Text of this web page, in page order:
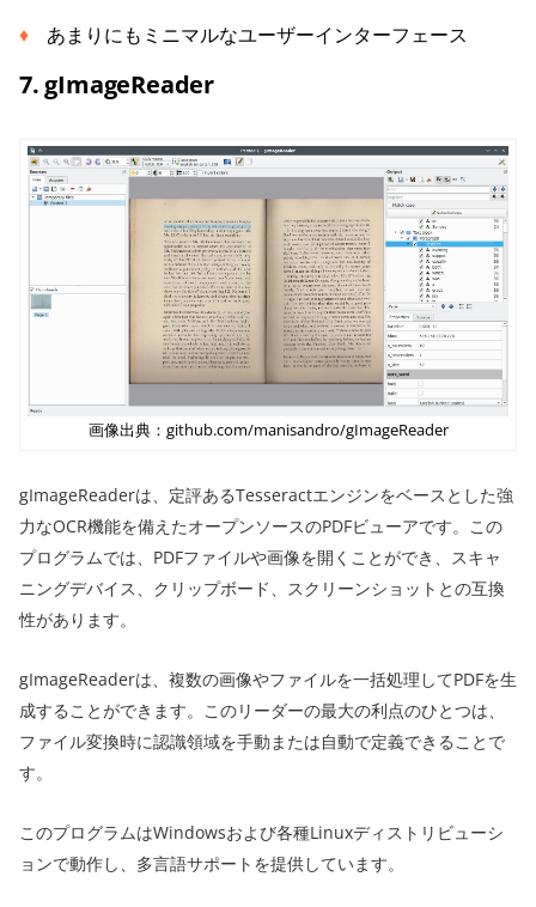
あまりにもミニマルなユーザーインターフェース
7. gImageReader
画像出典：github.com/manisandro/gImageReader
gImageReaderは、定評あるTesseractエンジンをベースとした強
力なOCR機能を備えたオープンソースのPDFビューアです。この
プログラムでは、PDFファイルや画像を開くことができ、スキャ
ニングデバイス、クリップボード、スクリーンショットとの互換
性があります。
gImageReaderは、複数の画像やファイルを一括処理してPDFを生
成することができます。このリーダーの最大の利点のひとつは、
ファイル変換時に認識領域を手動または自動で定義できることで
す。
このプログラムはWindowsおよび各種Linuxディストリビューシ
ョンで動作し、多言語サポートを提供しています。